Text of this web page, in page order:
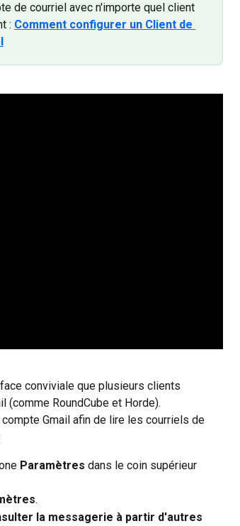
de courriel avec n'importe quel client
: Comment configurer un Client de
conviviale que plusieurs clients
RoundCube et Horde).
Gmail afin de lire les courriels de
Paramètres dans le coin supérieur
.
la messagerie à partir d'autres